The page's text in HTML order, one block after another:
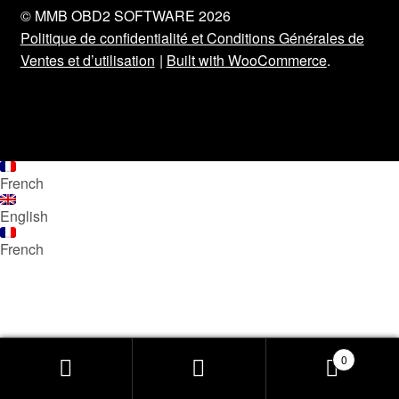
© MMB OBD2 SOFTWARE 2026
Politique de confidentialité et Conditions Générales de
Ventes et d’utilisation
Built with WooCommerce.
Recherche
Recherche
0
French
English
French